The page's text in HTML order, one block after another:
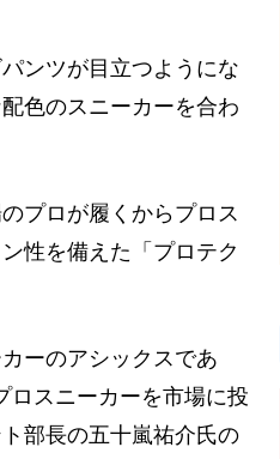
ンツが目立つようにな
色のスニーカーを合わ
プロが履くからプロス
性を備えた「プロテク
ーのアシックスであ
ロスニーカーを市場に投
部長の五十嵐祐介氏の